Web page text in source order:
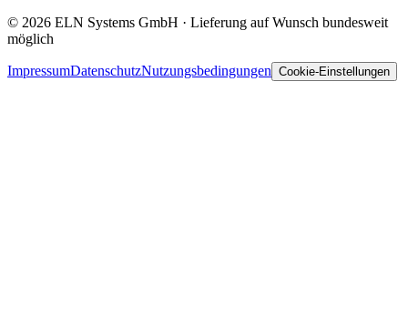
© 2026 ELN Systems GmbH · Lieferung auf Wunsch bundesweit
möglich
ImpressumDatenschutzNutzungsbedingungen Cookie-Einstellungen